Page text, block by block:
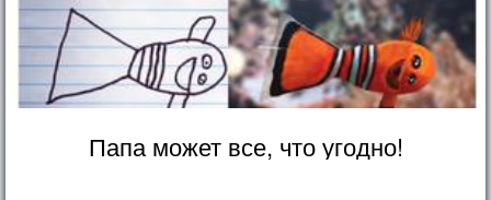
Папа может все, что угодно!